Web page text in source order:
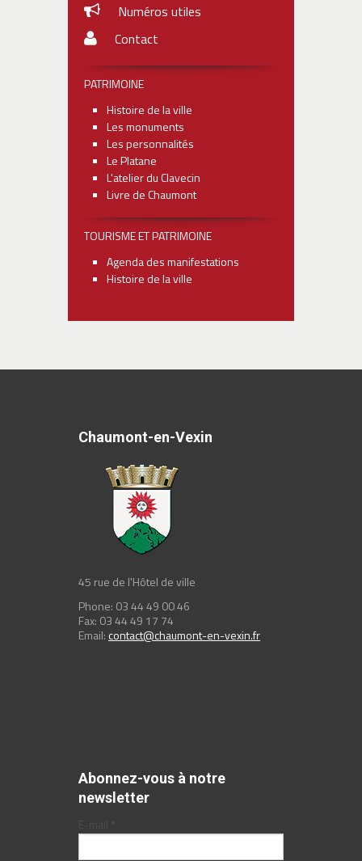
Numéros utiles
Contact
PATRIMOINE
Histoire de la ville
Les monuments
Les personnalités
Le Platane
L'atelier du Clavecin
Livre de Chaumont
TOURISME ET PATRIMOINE
Agenda des manifestations
Histoire de la ville
Chaumont-en-Vexin
45 rue de l'Hôtel de ville
Phone: 03 44 49 00 46
Fax: 03 44 49 17 74
Email: contact@chaumont-en-vexin.fr
Abonnez-vous à notre
newsletter